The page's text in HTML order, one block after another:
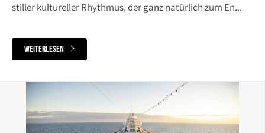
stiller kultureller Rhythmus, der ganz natürlich zum En...
weiterlesen